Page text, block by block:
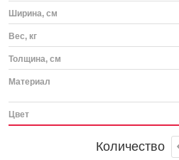
Ширина, см
Вес, кг
Толщина, см
Материал
Цвет
Количество